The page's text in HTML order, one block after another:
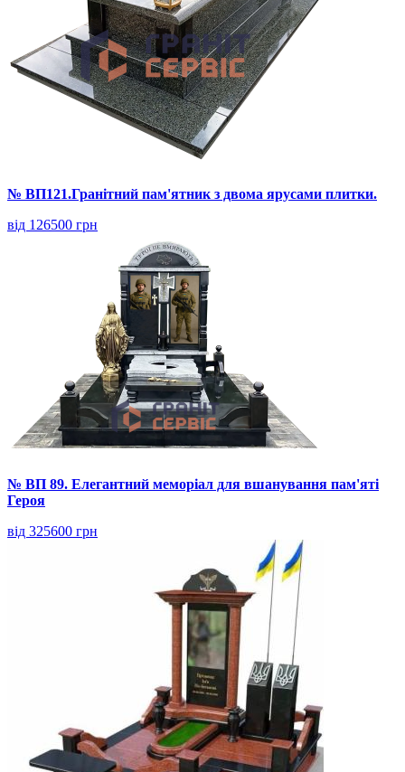
№ ВП121.Гранітний пам'ятник з двома ярусами плитки.
від 126500 грн
№ ВП 89. Елегантний меморіал для вшанування пам'яті
Героя
від 325600 грн